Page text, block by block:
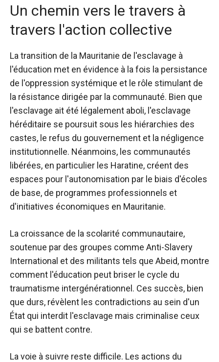
Un chemin vers le travers à
travers l'action collective
La transition de la Mauritanie de l'esclavage à
l'éducation met en évidence à la fois la persistance
de l'oppression systémique et le rôle stimulant de
la résistance dirigée par la communauté. Bien que
l'esclavage ait été légalement aboli, l'esclavage
héréditaire se poursuit sous les hiérarchies des
castes, le refus du gouvernement et la négligence
institutionnelle. Néanmoins, les communautés
libérées, en particulier les Haratine, créent des
espaces pour l'autonomisation par le biais d'écoles
de base, de programmes professionnels et
d'initiatives économiques en Mauritanie.
La croissance de la scolarité communautaire,
soutenue par des groupes comme Anti-Slavery
International et des militants tels que Abeid, montre
comment l'éducation peut briser le cycle du
traumatisme intergénérationnel. Ces succès, bien
que durs, révèlent les contradictions au sein d'un
État qui interdit l'esclavage mais criminalise ceux
qui se battent contre.
La voie à suivre reste difficile. Les actions du